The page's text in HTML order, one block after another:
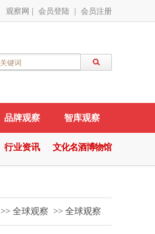
观察网 会员登陆 会员注册
品牌观察 智库观察
行业资讯 文化名酒博物馆
>> 全球观察 >> 全球观察